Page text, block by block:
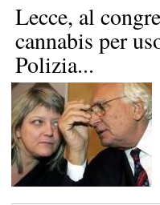
Lecce, al
cannabis per
Polizia...